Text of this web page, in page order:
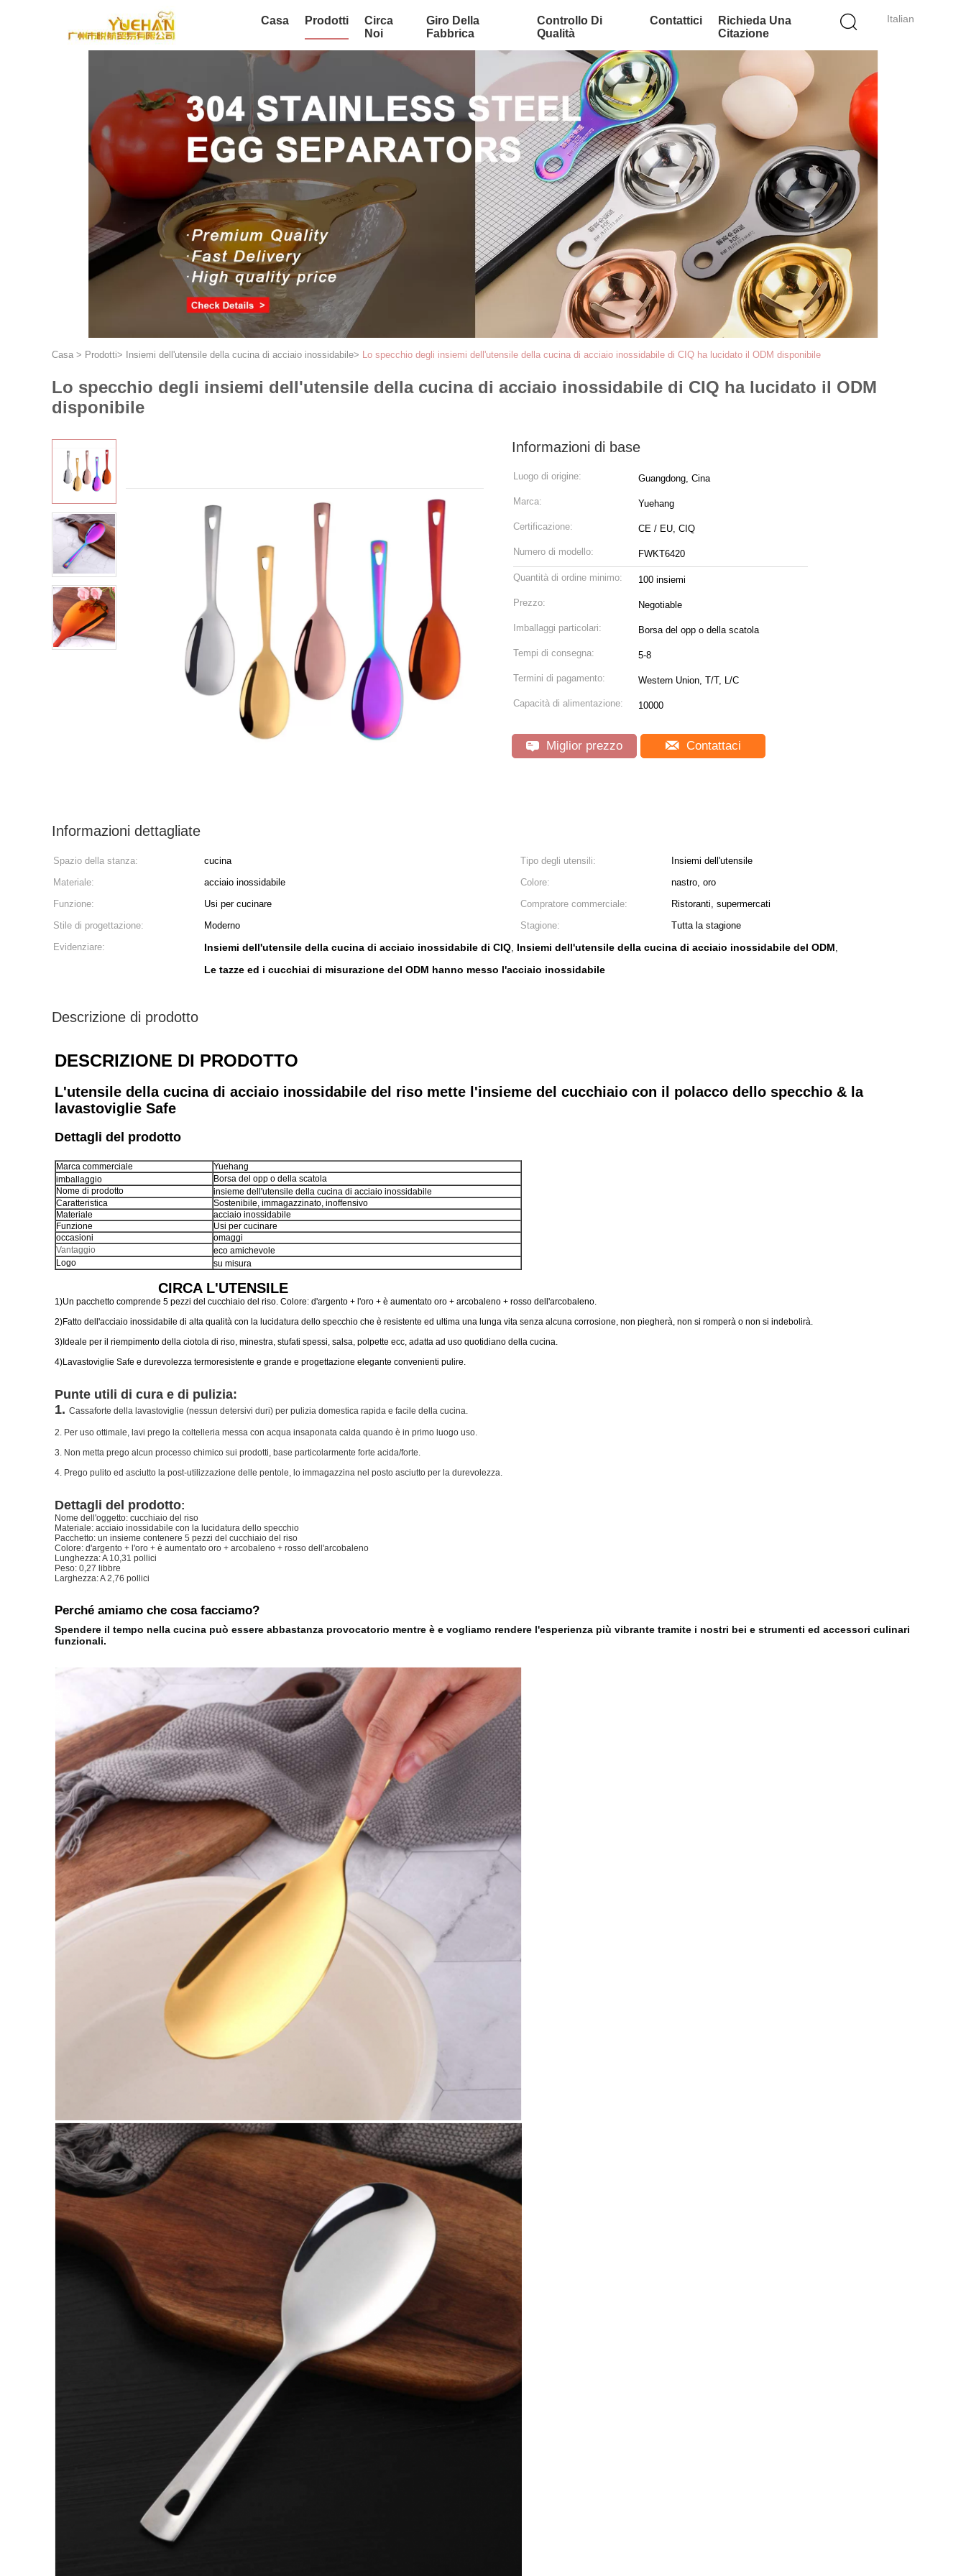
Lasciate un messaggio
Ti richiameremo presto!
Italian
Casa Prodotti
Circa
Noi
Giro Della
Fabbrica
Controllo Di
Qualità
Contattici
Richieda Una
Citazione
Casa > Prodotti> Insiemi dell'utensile della cucina di acciaio inossidabile> Lo specchio degli insiemi dell'utensile della cucina di acciaio inossidabile di CIQ ha lucidato il ODM disponibile
Lo specchio degli insiemi dell'utensile della cucina di acciaio inossidabile di CIQ ha lucidato il ODM
disponibile
Informazioni di base
Luogo di origine: Guangdong, Cina
Marca: Yuehang
Certificazione: CE / EU, CIQ
Numero di modello: FWKT6420
Quantità di ordine minimo: 100 insiemi
Prezzo: Negotiable
Imballaggi particolari: Borsa del opp o della scatola
Tempi di consegna: 5-8
Termini di pagamento: Western Union, T/T, L/C
Capacità di alimentazione: 10000
Miglior prezzo Contattaci
Informazioni dettagliate
Spazio della stanza: cucina Tipo degli utensili:
Insiemi dell'utensile
Materiale:
acciaio inossidabile Colore:
nastro, oro
Funzione:
Usi per cucinare Compratore commerciale:
Ristoranti, supermercati
Stile di progettazione:
Moderno Stagione:
Tutta la stagione
Evidenziare:
Insiemi dell'utensile della cucina di acciaio inossidabile di CIQ, Insiemi dell'utensile della cucina di acciaio inossidabile del ODM,
Le tazze ed i cucchiai di misurazione del ODM hanno messo l'acciaio inossidabile
Descrizione di prodotto
DESCRIZIONE DI PRODOTTO
L'utensile della cucina di acciaio inossidabile del riso mette l'insieme del cucchiaio con il polacco dello specchio & la
lavastoviglie Safe
Dettagli del prodotto
Marca commerciale
Yuehang
imballaggio
Borsa del opp o della scatola
Nome di prodotto
insieme dell'utensile della cucina di acciaio inossidabile
Caratteristica
Sostenibile, immagazzinato, inoffensivo
Materiale
acciaio inossidabile
Funzione
Usi per cucinare
occasioni
omaggi
Vantaggio
eco amichevole
Logo
su misura
CIRCA L'UTENSILE
1)Un pacchetto comprende 5 pezzi del cucchiaio del riso. Colore: d'argento + l'oro + è aumentato oro + arcobaleno + rosso dell'arcobaleno.
2)Fatto dell'acciaio inossidabile di alta qualità con la lucidatura dello specchio che è resistente ed ultima una lunga vita senza alcuna corrosione, non piegherà, non si romperà o non si indebolirà.
3)Ideale per il riempimento della ciotola di riso, minestra, stufati spessi, salsa, polpette ecc, adatta ad uso quotidiano della cucina.
4)Lavastoviglie Safe e durevolezza termoresistente e grande e progettazione elegante convenienti pulire.
Punte utili di cura e di pulizia:
1. Cassaforte della lavastoviglie (nessun detersivi duri) per pulizia domestica rapida e facile della cucina.
2. Per uso ottimale, lavi prego la coltelleria messa con acqua insaponata calda quando è in primo luogo uso.
3. Non metta prego alcun processo chimico sui prodotti, base particolarmente forte acida/forte.
4. Prego pulito ed asciutto la post-utilizzazione delle pentole, lo immagazzina nel posto asciutto per la durevolezza.
Dettagli del prodotto:
Nome dell'oggetto: cucchiaio del riso
Materiale: acciaio inossidabile con la lucidatura dello specchio
Pacchetto: un insieme contenere 5 pezzi del cucchiaio del riso
Colore: d'argento + l'oro + è aumentato oro + arcobaleno + rosso dell'arcobaleno
Lunghezza: A 10,31 pollici
Peso: 0,27 libbre
Larghezza: A 2,76 pollici
Perché amiamo che cosa facciamo?
Spendere il tempo nella cucina può essere abbastanza provocatorio mentre è e vogliamo rendere l'esperienza più vibrante tramite i nostri bei e strumenti ed accessori culinari
funzionali.